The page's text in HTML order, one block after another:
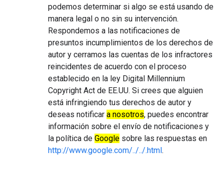
podemos determinar si algo se está usando de
manera legal o no sin su intervención.
Respondemos a las notificaciones de
presuntos incumplimientos de los derechos de
autor y cerramos las cuentas de los infractores
reincidentes de acuerdo con el proceso
establecido en la ley Digital Millennium
Copyright Act de EE.UU. Si crees que alguien
está infringiendo tus derechos de autor y
deseas notificar a nosotros, puedes encontrar
información sobre el envío de notificaciones y
la política de Google sobre las respuestas en
http://www.google.com/../../.html.